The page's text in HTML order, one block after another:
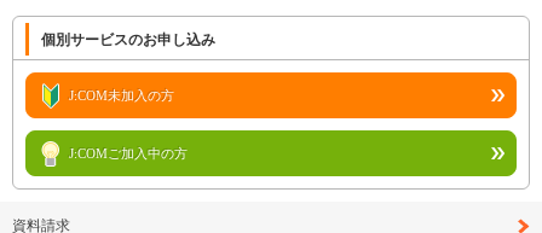
個別サービスのお申し込み
J:COM未加入の方
J:COMご加入中の方
資料請求